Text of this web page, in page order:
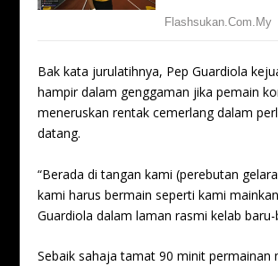
Bak kata jurulatihnya, Pep Guardiola
hampir dalam genggaman jika pemain
meneruskan rentak cemerlang dalam
datang.
“Berada di tangan kami (perebutan
kami harus bermain seperti kami
Guardiola dalam laman rasmi kelab baru-
Sebaik sahaja tamat 90 minit permainan